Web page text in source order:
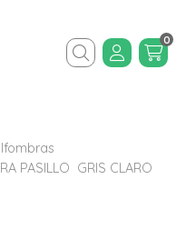
Buscar
0
PASILLO GRIS CLARO